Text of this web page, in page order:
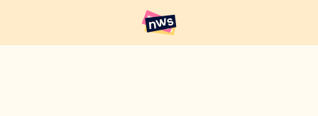
Hoofdpunten VRT NWS